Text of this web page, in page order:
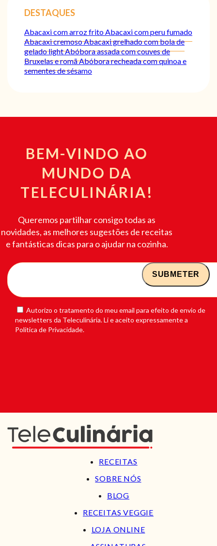
DESTAQUES
Abacaxi com arroz frito Abacaxi com peru fumado
Abacaxi cremosoAbacaxi grelhado com bola de
gelado lightAbóbora assada com couves de
Bruxelas e romãAbóbora recheada com quinoa e
sementes de sésamo
BEM-VINDO AO
MUNDO DA
TELECULINÁRIA!
Queremos partilhar consigo todas as
novidades, as melhores sugestões de receitas
e fantásticas dicas para o ajudar na cozinha.
Autorizo o tratamento do meu email para efeito de envio de
newsletters da Teleculinária. Li e aceito expressamente a
Política de Privacidade.
RECEITAS
SOBRE NÓS
BLOG
RECEITAS VEGGIE
LOJA ONLINE